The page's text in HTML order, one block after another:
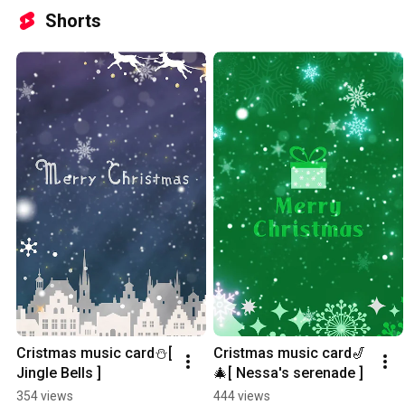
Shorts
Cristmas music card⛄[
Jingle Bells ]
354 views
Cristmas music card🎷
🎄[ Nessa's serenade ]
444 views